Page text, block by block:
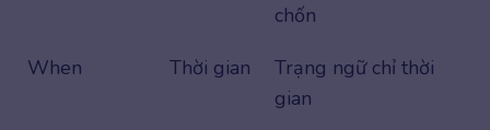
chốn
When
Thời gian
Trạng ngữ chỉ thời
gian